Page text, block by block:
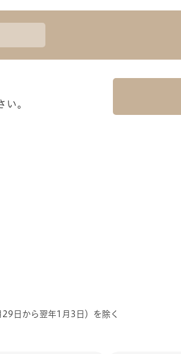
い。
日から翌年1月3日）を除く